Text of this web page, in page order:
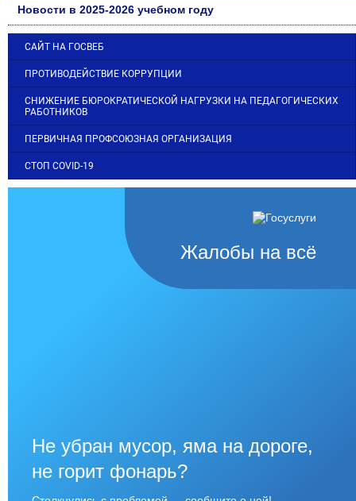
Новости в 2025-2026 учебном году
САЙТ НА ГОСВЕБ
ПРОТИВОДЕЙСТВИЕ КОРРУПЦИИ
СНИЖЕНИЕ БЮРОКРАТИЧЕСКОЙ НАГРУЗКИ НА ПЕДАГОГИЧЕСКИХ
РАБОТНИКОВ
ПЕРВИЧНАЯ ПРОФСОЮЗНАЯ ОРГАНИЗАЦИЯ
СТОП COVID-19
Жалобы на всё
Не убран мусор, яма на дороге,
не горит фонарь?